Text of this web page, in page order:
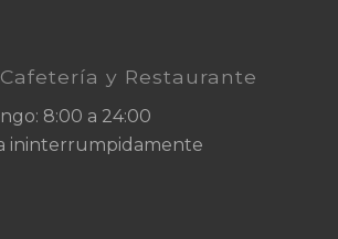
y Restaurante
8:00 a 24:00
ininterrumpidamente